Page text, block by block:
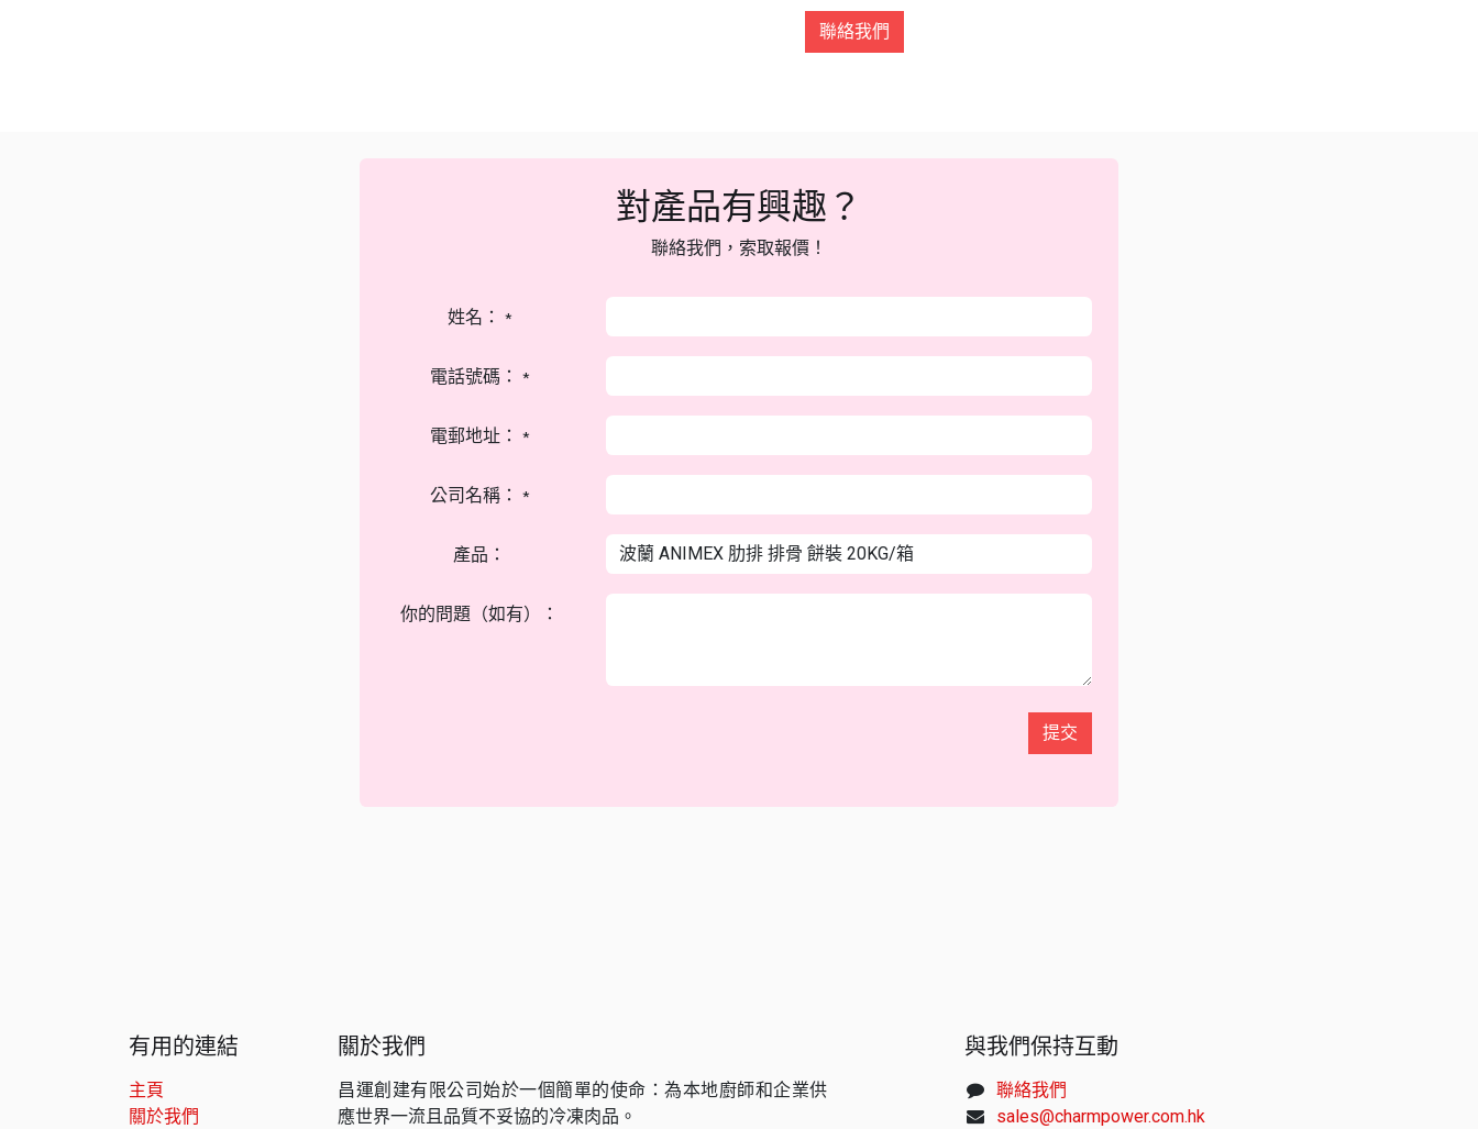
聯絡我們
對產品有興趣？
聯絡我們，索取報價！
姓名： *
電話號碼： *
電郵地址： *
公司名稱： *
產品：
你的問題（如有）：
提交
有用的連結
主頁
關於我們
關於我們
昌運創建有限公司始於一個簡單的使命：為本地廚師和企業供
應世界一流且品質不妥協的冷凍肉品。
與我們保持互動
聯絡我們
sales@charmpower.com.hk